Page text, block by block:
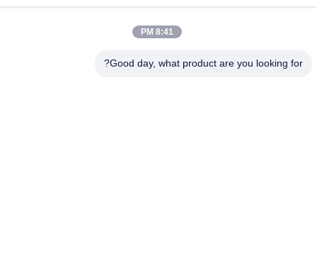
8:41 PM
Good day, what product are you looking for?